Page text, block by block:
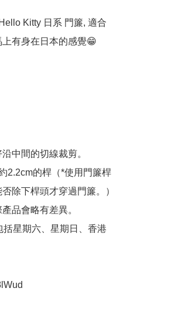
Kitty 日系 門簾, 適合
有身在日本的感覺😁
中間的切線裁剪。
2.2cm的桿（*使用門簾桿
除下桿頭才穿過門簾。）
品會略有差異。
括星期六、星期日、香港